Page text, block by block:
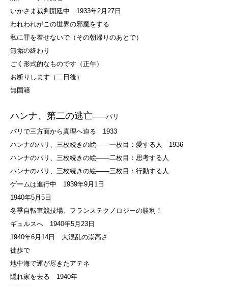
いかさま裁判開廷中 1933年2月27日
われわれがこの世界の邪魔をする
私に罪を着せないで（その朝帰りのあとで）
無垢の終わり
ごく形式的なものです（正午）
お断りします（二日後）
無国籍
ハンナ、第二の逃亡――パリ
パリで三方面から真理へ迫る 1933
ハンナのパリ、三枚続きの絵――一枚目：愛する人 1936
ハンナのパリ、三枚続きの絵――二枚目：思考する人
ハンナのパリ、三枚続きの絵――三枚目：行動する人
ゲームは進行中 1939年9月1日
1940年5月5日
冬季自転車競技場、フランステクノロジーの勝利！
ギュルスへ 1940年5月23日
1940年6月14日 大混乱の崇高さ
徒歩で
地中海で運が尽きたアテネ
隠れ家を去る 1940年